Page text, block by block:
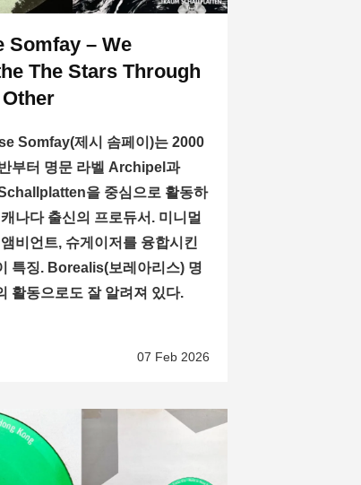
Somfay – We
The Stars Through
Somfay(제시 솜페이)는 2000
부터 명문 라벨 Archipel과
을 중심으로 활동하
나다 출신의 프로듀서. 미니멀
비언트, 슈게이저를 융합시킨
특징. Borealis(보레아리스) 명
활동으로도 잘 알려져 있다.
07 Feb 2026